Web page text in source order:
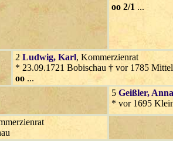
oo 2/1 ...
2 Ludwig, Karl, Kommerzienrat
* 23.09.1721 Bobischau † vor 1785
oo ...
5 Geißler,
* vor 1695